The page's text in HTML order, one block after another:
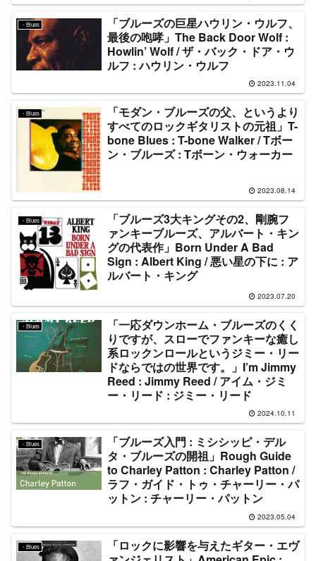
・Blues
「ブルーズの巨星ハウリン・ウルフ、
最後の咆哮」The Back Door Wolf :
Howlin’ Wolf / ザ・バック・ドア・ウ
ルフ : ハウリン・ウルフ
2023.11.04
・Blues
「モダン・ブルーズの父、というより
すべてのロックギタリストの元祖」T-
bone Blues : T-bone Walker / Tボー
ン・ブルーズ : Tボーン・ウォーカー
2023.08.14
・Blues
「ブルーズ3大キングその2、剛腕フ
ァンキーブルーズ、アルバート・キン
グの代表作」Born Under A Bad
Sign : Albert King / 悪い星の下に : ア
ルバート・キング
2023.07.20
・Blues
「一応ダウンホーム・ブルーズのくく
りですが、スローでファンキーな癒し
系ロックンロールというジミー・リー
ドならではの世界です。」I’m Jimmy
Reed : Jimmy Reed / アイム・ジミ
ー・リード : ジミー・リード
2024.10.11
・Blues
「ブルーズ入門 : ミシシッピ・デル
タ・ブルーズの開祖」Rough Guide
to Charley Patton : Charley Patton /
ラフ・ガイド・トゥ・チャーリー・パ
ットン : チャーリー・パットン
2023.05.04
・Blues
「ロックに影響を与えたギター・エヴ